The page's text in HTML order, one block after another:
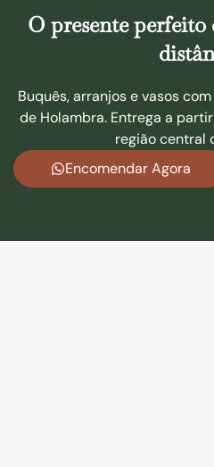
O presente perfeito
Buquês, arranjos e vasos
de Holambra. Entrega a
região central
Encomendar Agora